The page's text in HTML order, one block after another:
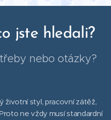
jste hledali?
nebo otázky?
životní styl, pracovní zátěž,
ne vždy musí standardní